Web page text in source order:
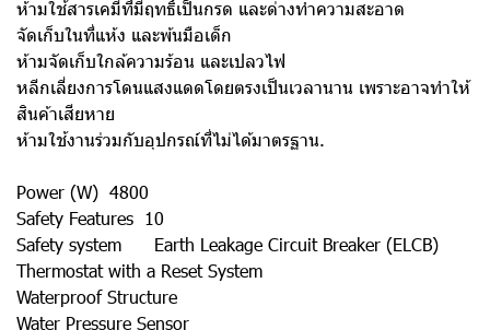
ห้ามใช้สารเคมีที่มีฤทธิ์เป็นกรด และด่างทำความสะอาด
จัดเก็บในที่แห้ง และพ้นมือเด็ก
ห้ามจัดเก็บใกล้ความร้อน และเปลวไฟ
หลีกเลี่ยงการโดนแสงแดดโดยตรงเป็นเวลานาน เพราะอาจทำให้
สินค้าเสียหาย
ห้ามใช้งานร่วมกับอุปกรณ์ที่ไม่ได้มาตรฐาน.
Power (W) 4800
Safety Features 10
Safety system Earth Leakage Circuit Breaker (ELCB)
Thermostat with a Reset System
Waterproof Structure
Water Pressure Sensor